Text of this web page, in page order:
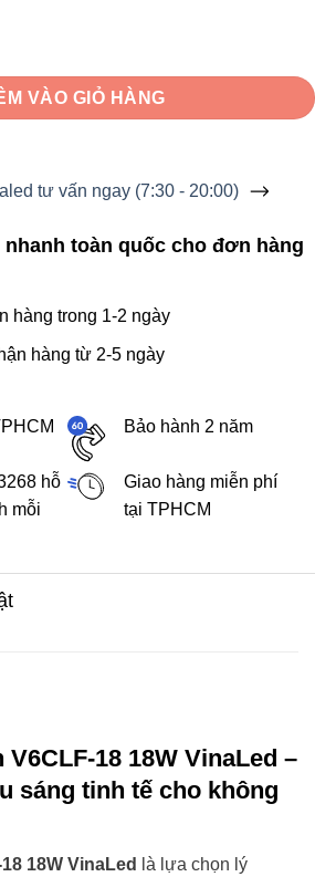
VinaLed số lượng
VÀO GIỎ HÀNG
tư vấn ngay (7:30 - 20:00)
toàn quốc cho đơn hàng
hàng trong 1-2 ngày
hàng từ 2-5 ngày
Bảo hành 2 năm
hỗ
mỗi
Giao hàng miễn phí
tại TPHCM
18 18W VinaLed –
sáng tinh tế cho không
18W VinaLed
là lựa chọn lý